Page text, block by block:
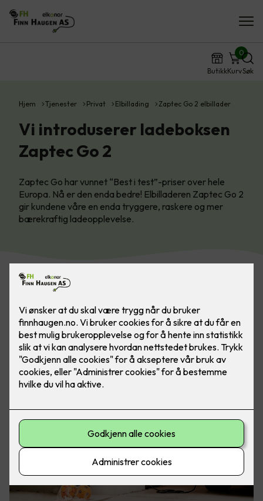
ButikkKurv
0
Søk
Hjem Tjenester Privat Elbillading Zaptec Go 2 elbillader
Vi introduserer ladeboksen
Zaptec Go 2
Zaptec Go har vunnet “Best i test”-priser over hele
Europa. Nå er den enda bedre! Elbilladeren Zaptec Go 2
gir kundene våre en enda tryggere, raskere og mer
bærekraftig ladeopplevelse.